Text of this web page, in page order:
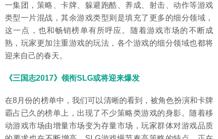
一集团，策略、卡牌、躲避跑酷、养成、射击、动作等游戏
类型一片混战，其余游戏类型则是填充了更多的细分领域，
这一点，也和畅销榜单有所呼应。随着游戏市场的不断成
熟，玩家更加注重游戏的玩法，各个游戏的细分领域也都将
迎来自己的春天。
《三国志2017》领衔SLG或将迎来爆发
在8月份的榜单中，我们可以清晰的看到，被角色扮演和卡牌
霸占已久的榜单上，出现了不少策略类游戏的身影。随着移
动游戏市场由增量市场变为存量市场，玩家群体对游戏品质